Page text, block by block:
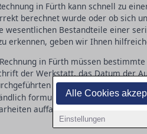
Alle Cookies
Einstellungen
in Fürth kann schnell zu
berechnet wurde oder ob sich
wesentlichen Bestandteile einer
erkennen, geben wir Ihnen
in Fürth müssen
der Werkstatt, das Datum der
Arbeiten und
formuliert sind, um mögliche
auffallen, zögern Sie nicht,